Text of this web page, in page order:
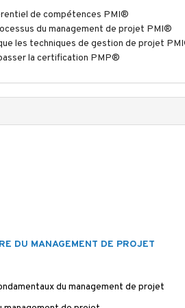
de compétences PMI®
du management de projet PMI®
les techniques de gestion de projet
la certification PMP®
DU MANAGEMENT DE PROJET
du management de projet